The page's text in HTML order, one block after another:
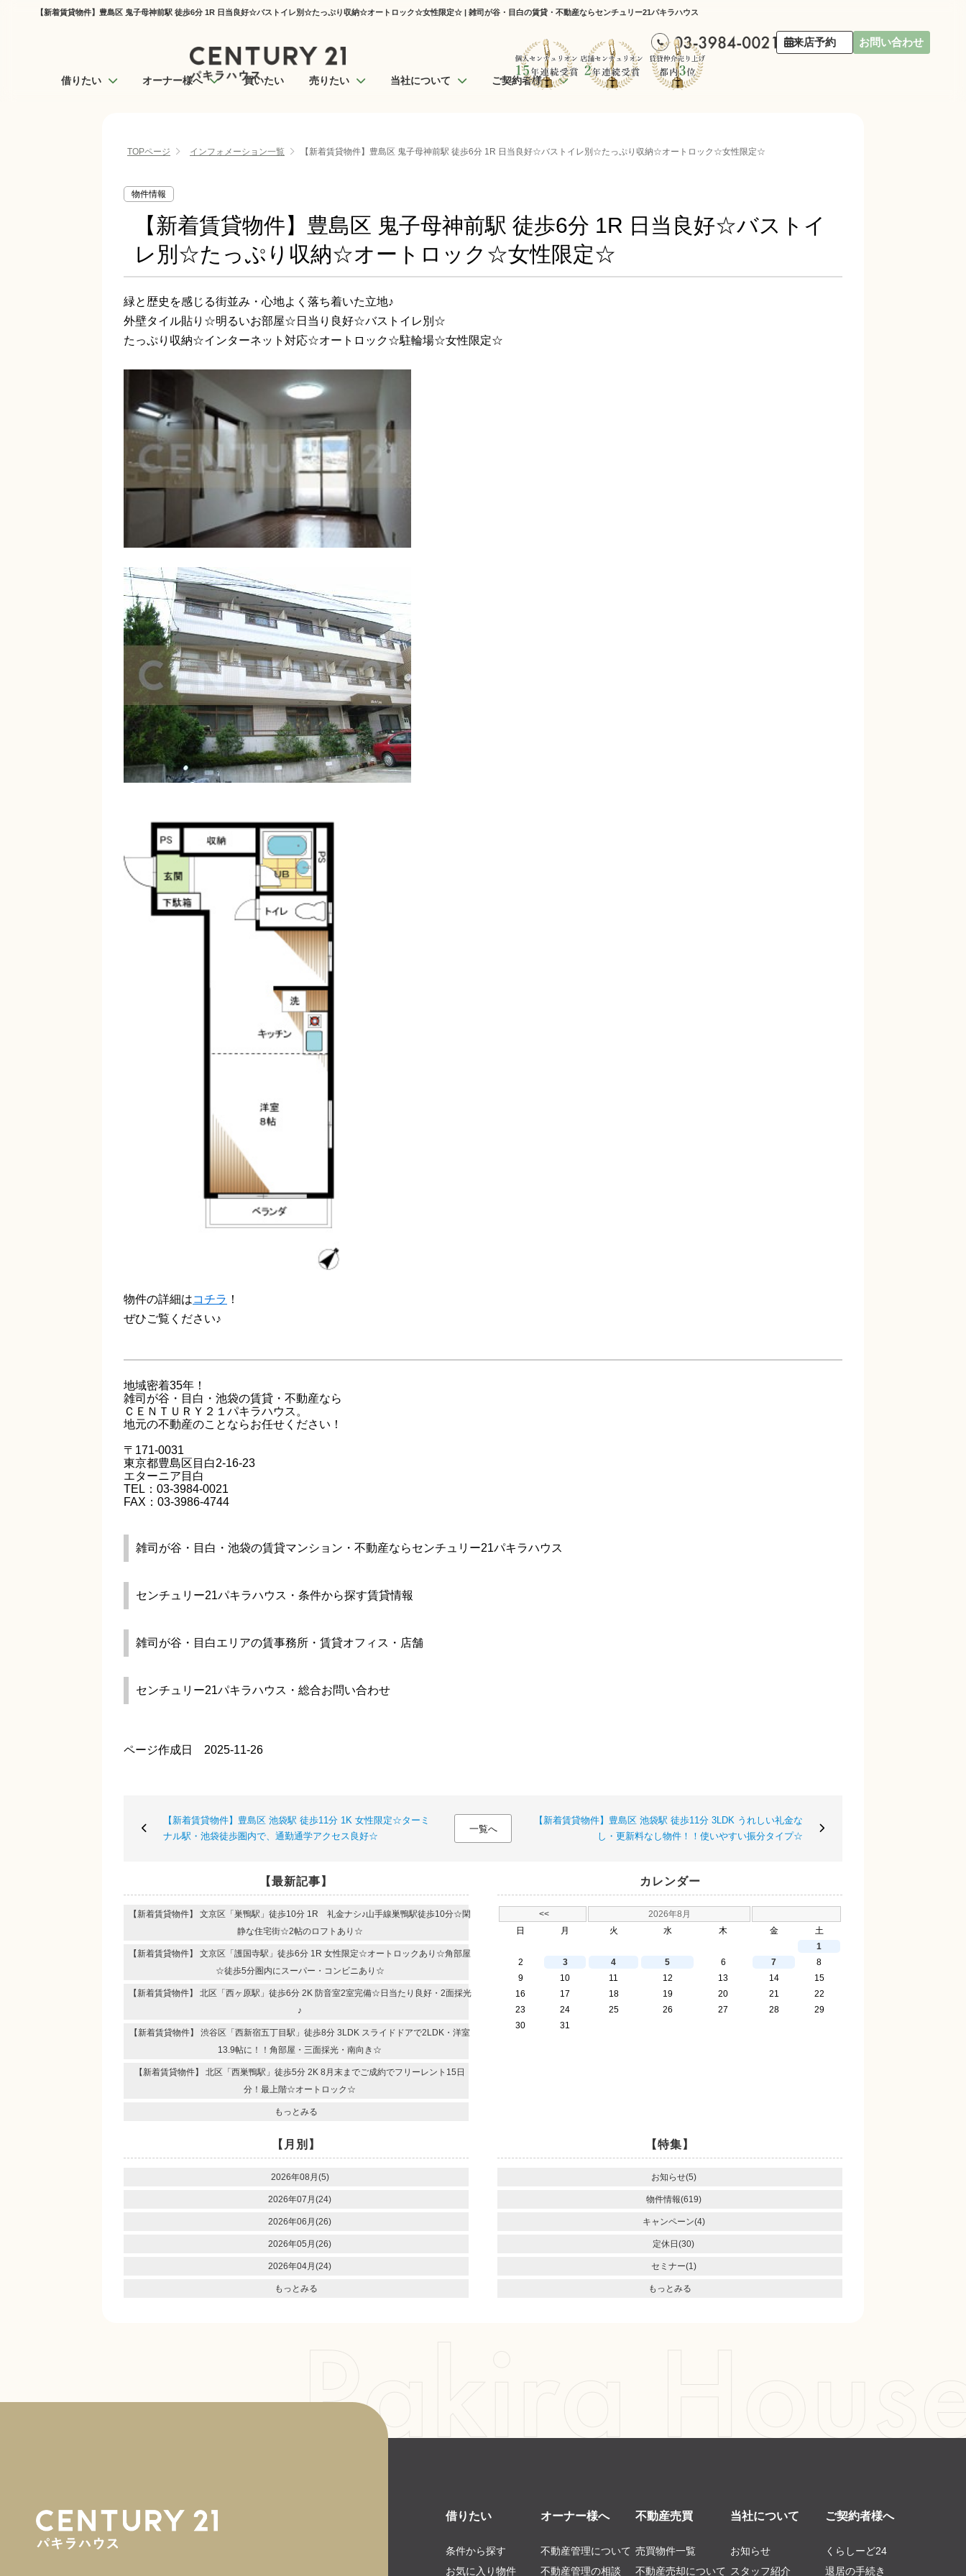
【新着賃貸物件】豊島区 鬼子母神前駅 徒歩6分 1R 日当良好☆バストイレ別☆たっぷり収納☆オートロック☆女性限定☆ | 雑司が谷・目白の賃貸・不動産ならセンチュリー21パキラハウス
来店予約 お問い合わせ
借りたい オーナー様へ 買いたい 売りたい 当社について ご契約者様へ
TOPページ インフォメーション一覧 【新着賃貸物件】豊島区 鬼子母神前駅 徒歩6分 1R 日当良好☆バストイレ別☆たっぷり収納☆オートロック☆女性限定☆
物件情報
【新着賃貸物件】豊島区 鬼子母神前駅 徒歩6分 1R 日当良好☆バストイ
レ別☆たっぷり収納☆オートロック☆女性限定☆
緑と歴史を感じる街並み・心地よく落ち着いた立地♪
外壁タイル貼り☆明るいお部屋☆日当り良好☆バストイレ別☆
たっぷり収納☆インターネット対応☆オートロック☆駐輪場☆女性限定☆
物件の詳細はコチラ ！
ぜひご覧ください♪
地域密着35年！
雑司が谷・目白・池袋の賃貸・不動産なら
ＣＥＮＴＵＲＹ２１パキラハウス。
地元の不動産のことならお任せください！
〒171-0031
東京都豊島区目白2-16-23
エターニア目白
TEL：03-3984-0021
FAX：03-3986-4744
雑司が谷・目白・池袋の賃貸マンション・不動産ならセンチュリー21パキラハウス
センチュリー21パキラハウス・条件から探す賃貸情報
雑司が谷・目白エリアの賃事務所・賃貸オフィス・店舗
センチュリー21パキラハウス・総合お問い合わせ
ページ作成日 2025-11-26
【新着賃貸物件】豊島区 池袋駅 徒歩11分 1K 女性限定☆ターミ
ナル駅・池袋徒歩圏内で、通勤通学アクセス良好☆
一覧へ
【新着賃貸物件】豊島区 池袋駅 徒歩11分 3LDK うれしい礼金な
し・更新料なし物件！！使いやすい振分タイプ☆
【最新記事】
【新着賃貸物件】 文京区「巣鴨駅」徒歩10分 1R 礼金ナシ♪山手線巣鴨駅徒歩10分☆閑
静な住宅街☆2帖のロフトあり☆
【新着賃貸物件】 文京区「護国寺駅」徒歩6分 1R 女性限定☆オートロックあり☆角部屋
☆徒歩5分圏内にスーパー・コンビニあり☆
【新着賃貸物件】 北区「西ヶ原駅」徒歩6分 2K 防音室2室完備☆日当たり良好・2面採光
♪
【新着賃貸物件】 渋谷区「西新宿五丁目駅」徒歩8分 3LDK スライドドアで2LDK・洋室
13.9帖に！！角部屋・三面採光・南向き☆
【新着賃貸物件】 北区「西巣鴨駅」徒歩5分 2K 8月末までご成約でフリーレント15日
分！最上階☆オートロック☆
もっとみる
カレンダー
<<
2026年8月
日
月 火 水 木 金
土
1
2
3 4 5 6 7
8
9
10 11 12 13 14
15
16
17 18 19 20 21
22
23
24 25 26 27 28
29
30
31
【月別】
2026年08月(5)
2026年07月(24)
2026年06月(26)
2026年05月(26)
2026年04月(24)
もっとみる
【特集】
お知らせ(5)
物件情報(619)
キャンペーン(4)
定休日(30)
セミナー(1)
もっとみる
借りたい
条件から探す
お気に入り物件
オーナー様へ
不動産管理について
不動産管理の相談
不動産売買
売買物件一覧
不動産売却について
当社について
お知らせ
スタッフ紹介
ご契約者様へ
くらしーど24
退居の手続き